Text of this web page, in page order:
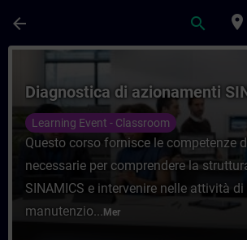
arrow_back search place
Kurs - Diagnostica di
Diagnostica di azionamenti
Learning Event - Classroom
Questo corso fornisce le competenze
necessarie per comprendere la
SINAMICS e intervenire nelle attività
manutenzio... Mer